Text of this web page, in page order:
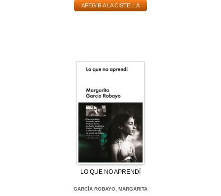
AFEGIR A LA CISTELLA
LO QUE NO APRENDÍ
GARCÍA ROBAYO, MARGARITA